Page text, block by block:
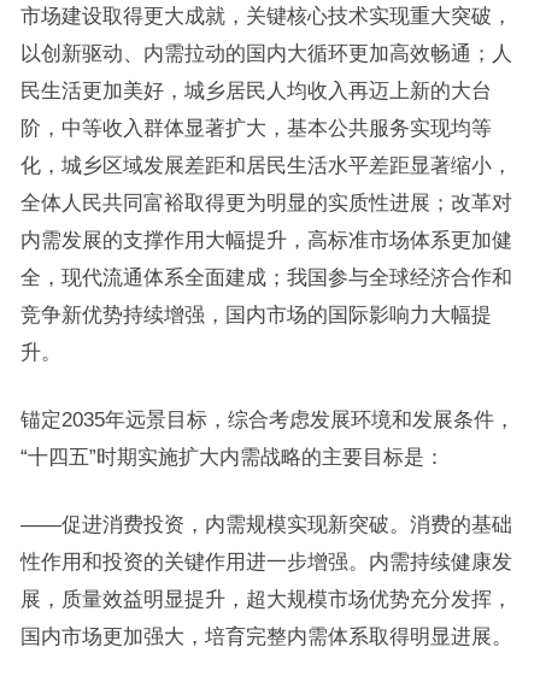
市场建设取得更大成就，关键核心技术实现重大突破，
以创新驱动、内需拉动的国内大循环更加高效畅通；人
民生活更加美好，城乡居民人均收入再迈上新的大台
阶，中等收入群体显著扩大，基本公共服务实现均等
化，城乡区域发展差距和居民生活水平差距显著缩小，
全体人民共同富裕取得更为明显的实质性进展；改革对
内需发展的支撑作用大幅提升，高标准市场体系更加健
全，现代流通体系全面建成；我国参与全球经济合作和
竞争新优势持续增强，国内市场的国际影响力大幅提
升。
锚定2035年远景目标，综合考虑发展环境和发展条件，
“十四五”时期实施扩大内需战略的主要目标是：
——促进消费投资，内需规模实现新突破。消费的基础
性作用和投资的关键作用进一步增强。内需持续健康发
展，质量效益明显提升，超大规模市场优势充分发挥，
国内市场更加强大，培育完整内需体系取得明显进展。